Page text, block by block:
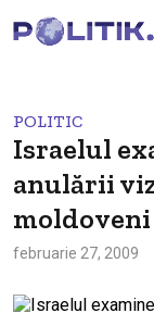
POLITIC
Israelul
anulării
moldoveni
februarie 27, 2009